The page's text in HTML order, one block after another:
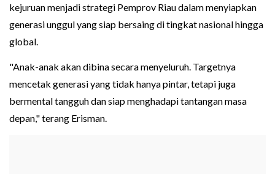
kejuruan menjadi strategi Pemprov Riau dalam menyiapkan
generasi unggul yang siap bersaing di tingkat nasional hingga
global.
"Anak-anak akan dibina secara menyeluruh. Targetnya
mencetak generasi yang tidak hanya pintar, tetapi juga
bermental tangguh dan siap menghadapi tantangan masa
depan," terang Erisman.